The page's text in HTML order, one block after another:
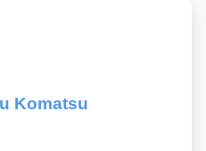
Komatsu